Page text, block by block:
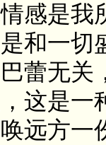
感是我
和一切
蕾无关
这是一
远方一